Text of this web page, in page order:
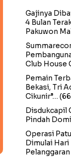
Gajinya
4 Bulan
Pakuwon
Club House
Pemain
Bekasi, Tri
Cikunir”…
Disdukcapil
Pindah
Operasi
Dimulai Hari